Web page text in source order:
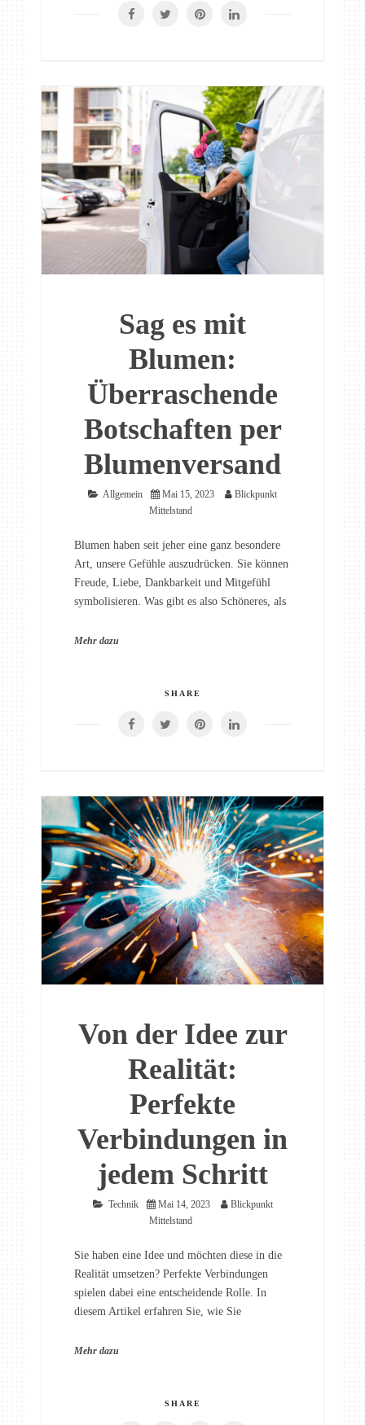
Sag es mit
Blumen:
Überraschende
Botschaften per
Blumenversand
Allgemein Mai 15, 2023
Blickpunkt
Mittelstand
Blumen haben seit jeher eine ganz besondere
Art, unsere Gefühle auszudrücken. Sie können
Freude, Liebe, Dankbarkeit und Mitgefühl
symbolisieren. Was gibt es also Schöneres, als
Mehr dazu
SHARE
Von der Idee zur
Realität:
Perfekte
Verbindungen in
jedem Schritt
Technik Mai 14, 2023
Blickpunkt
Mittelstand
Sie haben eine Idee und möchten diese in die
Realität umsetzen? Perfekte Verbindungen
spielen dabei eine entscheidende Rolle. In
diesem Artikel erfahren Sie, wie Sie
Mehr dazu
SHARE